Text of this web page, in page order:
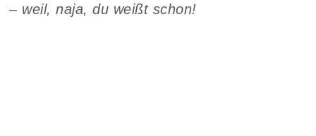
– weil, naja, du weißt schon!